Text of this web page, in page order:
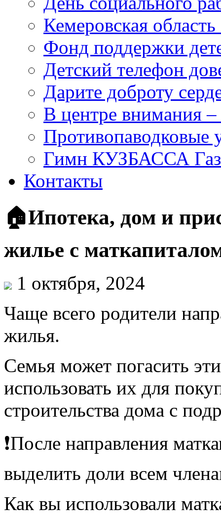
Кемеровская
Фонд поддержки
Детский телефон
Дарите доброту
В центре внимания –
Противопаводковые
Гимн КУЗБАССА
Контакты
🏠Ипотека, дом и
жилье с
1 октября, 2024
Чаще всего родители
жилья.
Семья может погасить
использовать их для
строительства дома с
❗️После направления
выделить доли всем
Как вы использовали